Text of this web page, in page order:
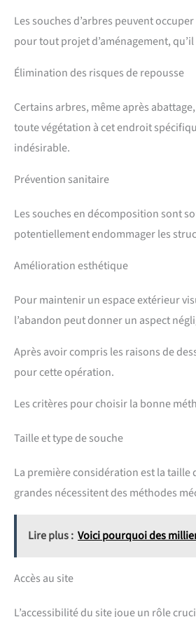
Les souches d’arbres peuvent
pour tout projet d’aménagement,
Élimination des risques de repousse
Certains arbres, même après
toute végétation à cet endroit
indésirable.
Prévention sanitaire
Les souches en décomposition sont
potentiellement endommager les
Amélioration esthétique
Pour maintenir un espace extérieur
l’abandon peut donner un aspect
Après avoir compris les raisons de
pour cette opération.
Les critères pour choisir la bonne
Taille et type de souche
La première considération est la taille
grandes nécessitent des méthodes
Lire plus : Voici pourquoi des
Accès au site
L’accessibilité du site joue un rôle